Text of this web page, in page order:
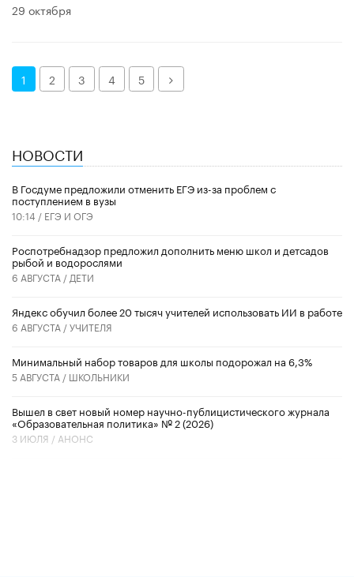
29 октября
1 2 3 4 5 Далее
НОВОСТИ
В Госдуме предложили отменить ЕГЭ из-за проблем с
поступлением в вузы
10:14 / ЕГЭ И ОГЭ
Роспотребнадзор предложил дополнить меню школ и детсадов
рыбой и водорослями
6 АВГУСТА / ДЕТИ
​Яндекс обучил более 20 тысяч учителей использовать ИИ в работе
6 АВГУСТА /УЧИТЕЛЯ
Минимальный набор товаров для школы подорожал на 6,3%
5 АВГУСТА / ШКОЛЬНИКИ
Вышел в свет новый номер научно-публицистического журнала
«Образовательная политика» № 2 (2026)
3 ИЮЛЯ / АНОНС